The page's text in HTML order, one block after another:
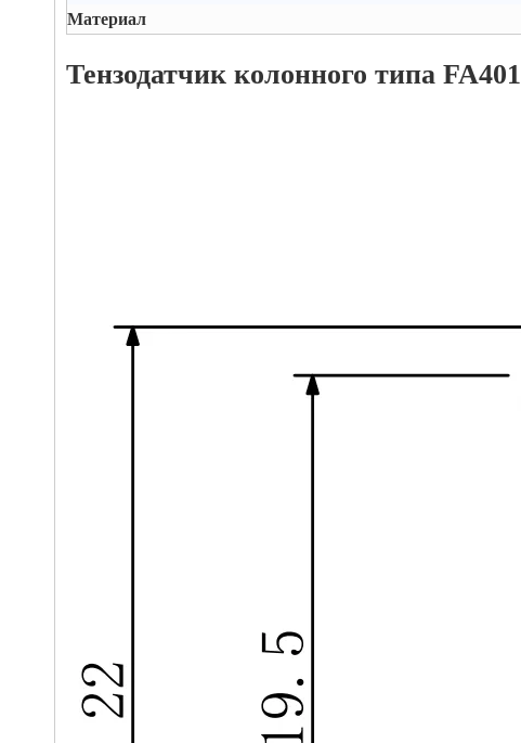
Материал
Тензодатчик колонного типа FA401